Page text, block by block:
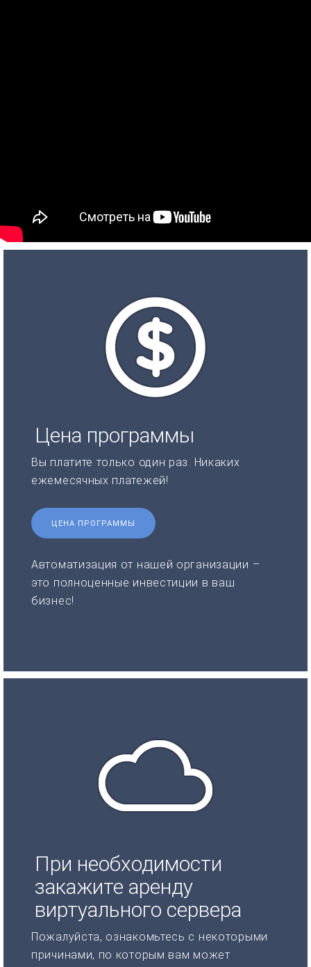
Цена программы
Вы платите только один раз. Никаких
ежемесячных платежей!
ЦЕНА ПРОГРАММЫ
Автоматизация от нашей организации –
это полноценные инвестиции в ваш
бизнес!
При необходимости
закажите аренду
виртуального сервера
Пожалуйста, ознакомьтесь с некоторыми
причинами, по которым вам может